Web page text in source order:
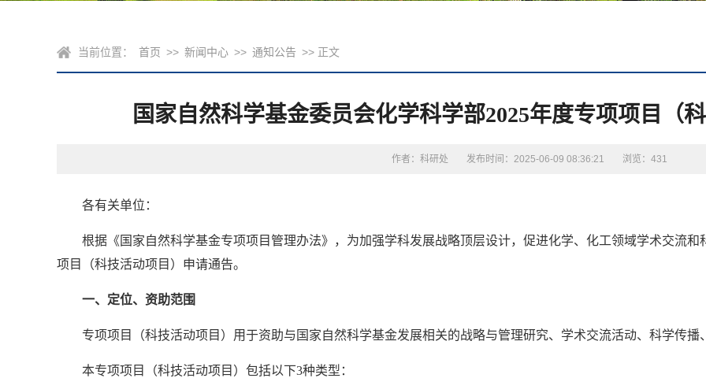
当前位置： 首页 >> 新闻中心 >> 通知公告 >> 正文
国家自然科学基金委员会化学科学部2025年度专项项目（
作者：科研处 发布时间：2025-06-09 08:36:21 浏览： 431
各有关单位：
根据《国家自然科学基金专项项目管理办法》，为加强学科发展战略顶层设计，促进化学、化工领域学术交流
项目（科技活动项目）申请通告。
一、定位、资助范围
专项项目（科技活动项目）用于资助与国家自然科学基金发展相关的战略与管理研究、学术交流活动、科学传播
本专项项目（科技活动项目）包括以下3种类型：